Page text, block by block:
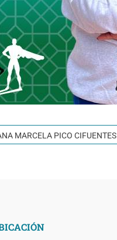
MARCELA PICO CIFUENTES